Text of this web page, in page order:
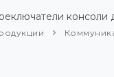
консоли